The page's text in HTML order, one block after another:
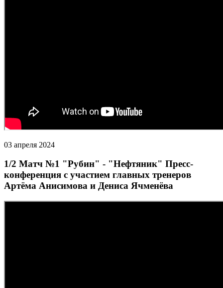
03 апреля 2024
1/2 Матч №1 "Рубин" - "Нефтяник" Пресс-
конференция с участием главных тренеров
Артёма Анисимова и Дениса Ячменёва